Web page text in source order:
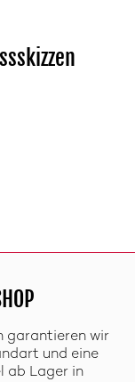
garantieren wir
und eine
ab Lager in